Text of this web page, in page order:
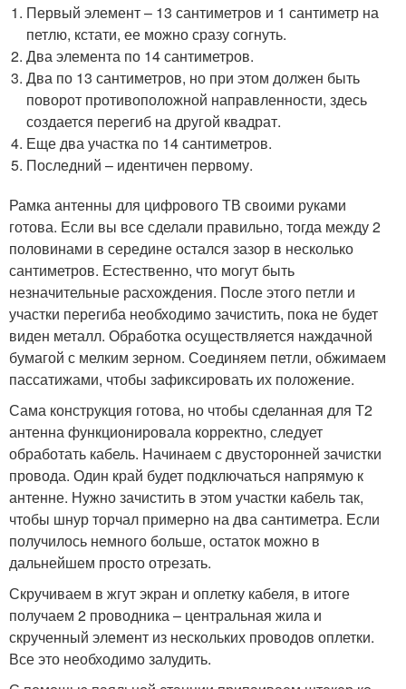
Первый элемент – 13 сантиметров и 1 сантиметр на
петлю, кстати, ее можно сразу согнуть.
Два элемента по 14 сантиметров.
Два по 13 сантиметров, но при этом должен быть
поворот противоположной направленности, здесь
создается перегиб на другой квадрат.
Еще два участка по 14 сантиметров.
Последний – идентичен первому.
Рамка антенны для цифрового ТВ своими руками
готова. Если вы все сделали правильно, тогда между 2
половинами в середине остался зазор в несколько
сантиметров. Естественно, что могут быть
незначительные расхождения. После этого петли и
участки перегиба необходимо зачистить, пока не будет
виден металл. Обработка осуществляется наждачной
бумагой с мелким зерном. Соединяем петли, обжимаем
пассатижами, чтобы зафиксировать их положение.
Сама конструкция готова, но чтобы сделанная для Т2
антенна функционировала корректно, следует
обработать кабель. Начинаем с двусторонней зачистки
провода. Один край будет подключаться напрямую к
антенне. Нужно зачистить в этом участки кабель так,
чтобы шнур торчал примерно на два сантиметра. Если
получилось немного больше, остаток можно в
дальнейшем просто отрезать.
Скручиваем в жгут экран и оплетку кабеля, в итоге
получаем 2 проводника – центральная жила и
скрученный элемент из нескольких проводов оплетки.
Все это необходимо залудить.